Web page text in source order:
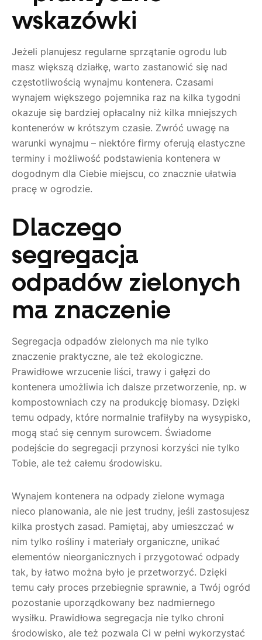
wskazówki
Jeżeli planujesz regularne sprzątanie ogrodu lub
masz większą działkę, warto zastanowić się nad
częstotliwością wynajmu kontenera. Czasami
wynajem większego pojemnika raz na kilka tygodni
okazuje się bardziej opłacalny niż kilka mniejszych
kontenerów w krótszym czasie. Zwróć uwagę na
warunki wynajmu – niektóre firmy oferują elastyczne
terminy i możliwość podstawienia kontenera w
dogodnym dla Ciebie miejscu, co znacznie ułatwia
pracę w ogrodzie.
Dlaczego
segregacja
odpadów zielonych
ma znaczenie
Segregacja odpadów zielonych ma nie tylko
znaczenie praktyczne, ale też ekologiczne.
Prawidłowe wrzucenie liści, trawy i gałęzi do
kontenera umożliwia ich dalsze przetworzenie, np. w
kompostowniach czy na produkcję biomasy. Dzięki
temu odpady, które normalnie trafiłyby na wysypisko,
mogą stać się cennym surowcem. Świadome
podejście do segregacji przynosi korzyści nie tylko
Tobie, ale też całemu środowisku.
Wynajem kontenera na odpady zielone wymaga
nieco planowania, ale nie jest trudny, jeśli zastosujesz
kilka prostych zasad. Pamiętaj, aby umieszczać w
nim tylko rośliny i materiały organiczne, unikać
elementów nieorganicznych i przygotować odpady
tak, by łatwo można było je przetworzyć. Dzięki
temu cały proces przebiegnie sprawnie, a Twój ogród
pozostanie uporządkowany bez nadmiernego
wysiłku. Prawidłowa segregacja nie tylko chroni
środowisko, ale też pozwala Ci w pełni wykorzystać